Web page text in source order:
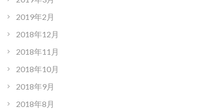
2019年2月
2018年12月
2018年11月
2018年10月
2018年9月
2018年8月